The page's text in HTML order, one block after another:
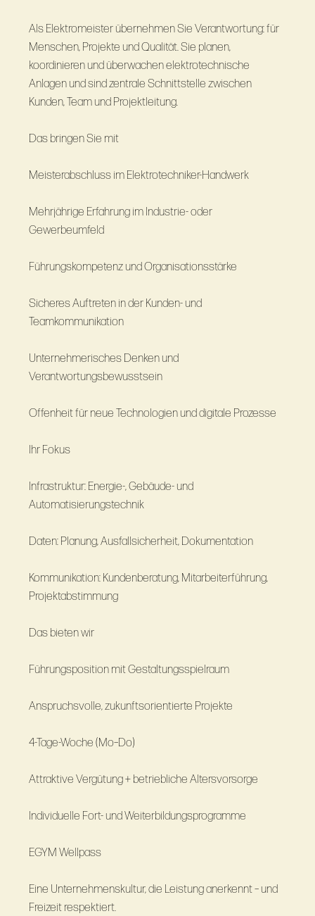
Als Elektromeister übernehmen Sie Verantwortung: für
Menschen, Projekte und Qualität. Sie planen,
koordinieren und überwachen elektrotechnische
Anlagen und sind zentrale Schnittstelle zwischen
Kunden, Team und Projektleitung.
Das bringen Sie mit
Meisterabschluss im Elektrotechniker-Handwerk
Mehrjährige Erfahrung im Industrie- oder
Gewerbeumfeld
Führungskompetenz und Organisationsstärke
Sicheres Auftreten in der Kunden- und
Teamkommunikation
Unternehmerisches Denken und
Verantwortungsbewusstsein
Offenheit für neue Technologien und digitale Prozesse
Ihr Fokus
Infrastruktur: Energie-, Gebäude- und
Automatisierungstechnik
Daten: Planung, Ausfallsicherheit, Dokumentation
Kommunikation: Kundenberatung, Mitarbeiterführung,
Projektabstimmung
Das bieten wir
Führungsposition mit Gestaltungsspielraum
Anspruchsvolle, zukunftsorientierte Projekte
4-Tage-Woche (Mo–Do)
Attraktive Vergütung + betriebliche Altersvorsorge
Individuelle Fort- und Weiterbildungsprogramme
EGYM Wellpass
Eine Unternehmenskultur, die Leistung anerkennt – und
Freizeit respektiert.